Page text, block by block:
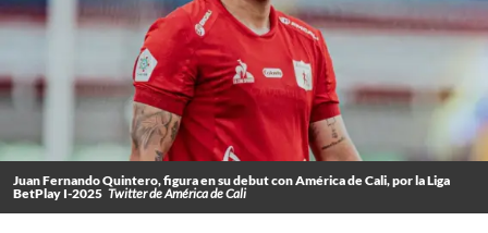
Juan Fernando Quintero, figura en su debut con América de Cali, por la Liga
BetPlay I-2025 Twitter de América de Cali